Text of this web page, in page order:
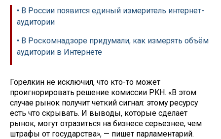
• В России появится единый измеритель интернет-
аудитории
• В Роскомнадзоре придумали, как измерять объём
аудитории в Интернете
Горелкин не исключил, что кто-то может
проигнорировать решение комиссии РКН. «В этом
случае рынок получит четкий сигнал: этому ресурсу
есть что скрывать. И выводы, которые сделает
рынок, могут отразиться на бизнесе серьезнее, чем
штрафы от государства», — пишет парламентарий.